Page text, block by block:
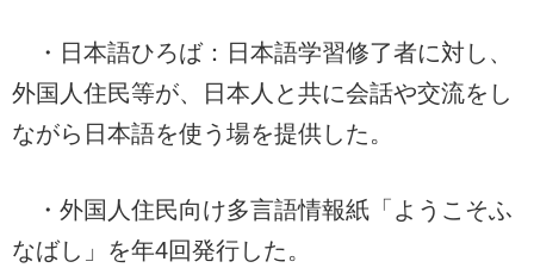
・日本語ひろば：日本語学習修了者に対し、
外国人住民等が、日本人と共に会話や交流をし
ながら日本語を使う場を提供した。
・外国人住民向け多言語情報紙「ようこそふ
なばし」を年4回発行した。